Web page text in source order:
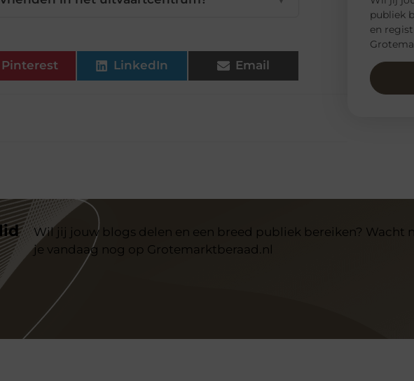
Pinterest LinkedIn Email
publiek
en
Wil jij jouw blogs delen en een breed publiek bereiken? Wacht
je vandaag nog op Grotemarktberaad.nl